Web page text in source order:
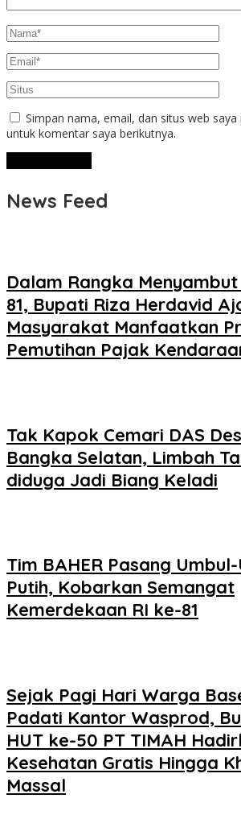
Simpan nama, email, dan situs web
untuk komentar saya berikutnya.
News Feed
Dalam Rangka Menyambut
81, Bupati Riza Herdavid
Masyarakat Manfaatkan
Pemutihan Pajak
Tak Kapok Cemari DAS
Bangka Selatan, Limbah
diduga Jadi Biang Keladi
Tim BAHER Pasang
Putih, Kobarkan Semangat
Kemerdekaan RI ke-81
Sejak Pagi Hari Warga
Padati Kantor Wasprod,
HUT ke-50 PT TIMAH
Kesehatan Gratis Hingga
Massal